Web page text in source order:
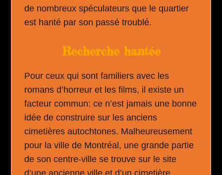
de nombreux spéculateurs que le quartier
est hanté par son passé troublé.
Recherche hantée
Pour ceux qui sont familiers avec les
romans d’horreur et les films, il existe un
facteur commun: ce n’est jamais une bonne
idée de construire sur les anciens
cimetières autochtones. Malheureusement
pour la ville de Montréal, une grande partie
de son centre-ville se trouve sur le site
d’une ancienne ville et d’un cimetière